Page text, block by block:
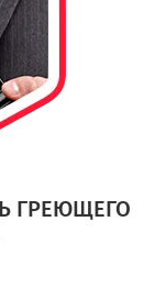
ГРЕЮЩЕГО